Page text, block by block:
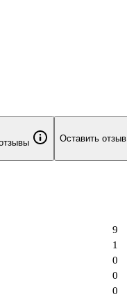
Оставить отзыв
0
0
0
1
9